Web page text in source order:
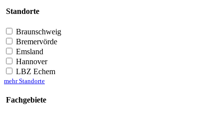
Standorte
Braunschweig
Bremervörde
Emsland
Hannover
LBZ Echem
mehr Standorte
Fachgebiete